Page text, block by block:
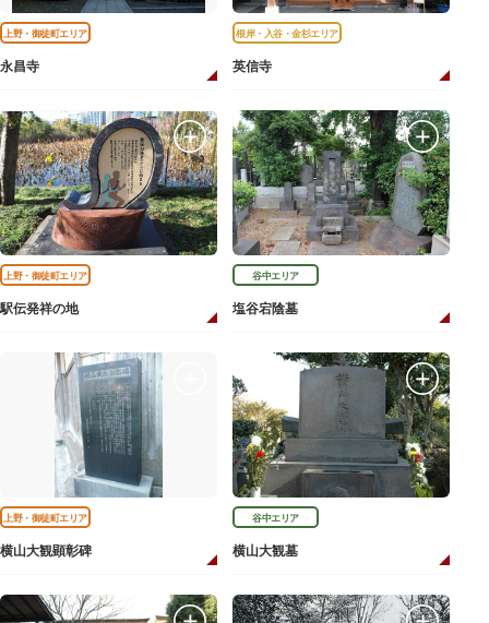
上野・御徒町エリア
永昌寺
根岸・入谷・金杉エリア
英信寺
上野・御徒町エリア
駅伝発祥の地
谷中エリア
塩谷宕陰墓
上野・御徒町エリア
横山大観顕彰碑
谷中エリア
横山大観墓